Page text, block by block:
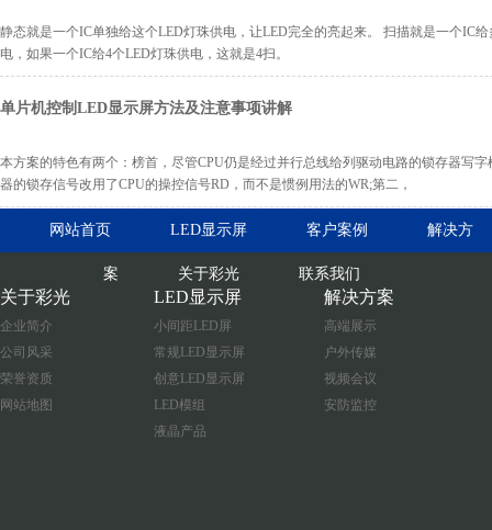
静态就是一个IC单独给这个LED灯珠供电，让LED完全的亮起来。 扫描就是一个IC
电，如果一个IC给4个LED灯珠供电，这就是4扫。
单片机控制LED显示屏方法及注意事项讲解
本方案的特色有两个：榜首，尽管CPU仍是经过并行总线给列驱动电路的锁存器写
器的锁存信号改用了CPU的操控信号RD，而不是惯例用法的WR;第二，
网站首页 LED显示屏 客户案例 解决方
案 关于彩光 联系我们
关于彩光
企业简介
公司风采
荣誉资质
网站地图
LED显示屏
小间距LED屏
常规LED显示屏
创意LED显示屏
LED模组
液晶产品
解决方案
高端展示
户外传媒
视频会议
安防监控